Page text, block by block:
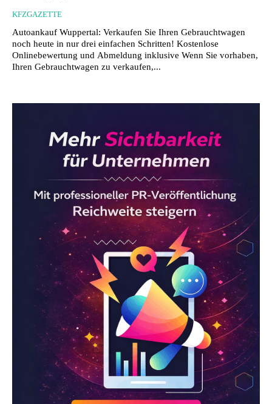
KFZGAZETTE
Autoankauf Wuppertal: Verkaufen Sie Ihren Gebrauchtwagen
noch heute in nur drei einfachen Schritten! Kostenlose
Onlinebewertung und Abmeldung inklusive Wenn Sie vorhaben,
Ihren Gebrauchtwagen zu verkaufen,...